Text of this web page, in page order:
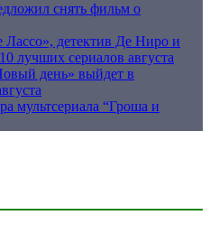
снять фильм о
детектив Де Ниро и
лучших сериалов августа
день» выйдет в
мультсериала “Гроша и